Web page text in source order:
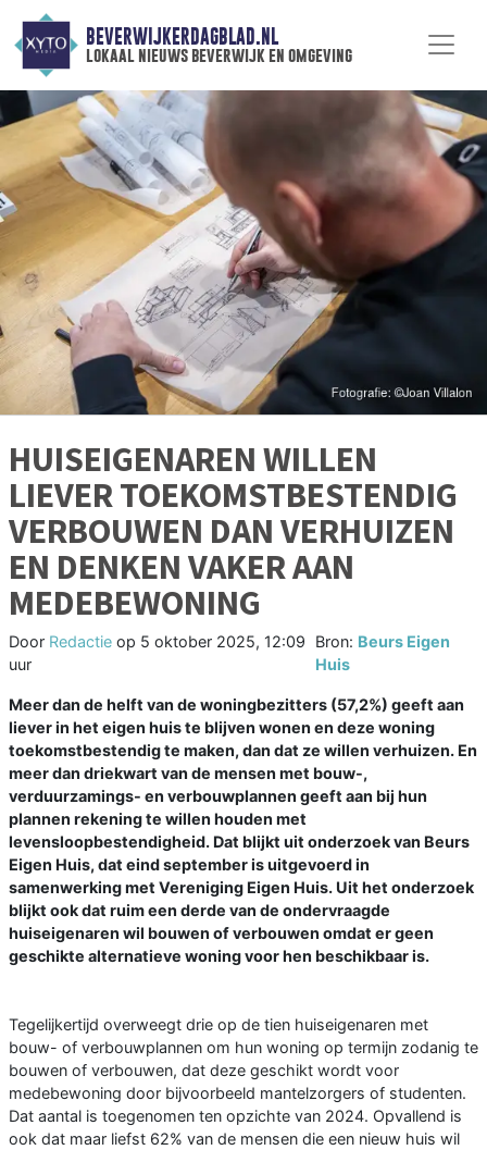
BEVERWIJKERDAGBLAD.NL
lokaal nieuws beverwijk en omgeving
HUISEIGENAREN WILLEN
LIEVER TOEKOMSTBESTENDIG
VERBOUWEN DAN VERHUIZEN
EN DENKEN VAKER AAN
MEDEBEWONING
Door Redactie op 5 oktober 2025, 12:09
uur
Bron: Beurs Eigen
Huis
Meer dan de helft van de woningbezitters (57,2%) geeft aan
liever in het eigen huis te blijven wonen en deze woning
toekomstbestendig te maken, dan dat ze willen verhuizen. En
meer dan driekwart van de mensen met bouw-,
verduurzamings- en verbouwplannen geeft aan bij hun
plannen rekening te willen houden met
levensloopbestendigheid. Dat blijkt uit onderzoek van Beurs
Eigen Huis, dat eind september is uitgevoerd in
samenwerking met Vereniging Eigen Huis. Uit het onderzoek
blijkt ook dat ruim een derde van de ondervraagde
huiseigenaren wil bouwen of verbouwen omdat er geen
geschikte alternatieve woning voor hen beschikbaar is.
Tegelijkertijd overweegt drie op de tien huiseigenaren met
bouw- of verbouwplannen om hun woning op termijn zodanig te
bouwen of verbouwen, dat deze geschikt wordt voor
medebewoning door bijvoorbeeld mantelzorgers of studenten.
Dat aantal is toegenomen ten opzichte van 2024. Opvallend is
ook dat maar liefst 62% van de mensen die een nieuw huis wil